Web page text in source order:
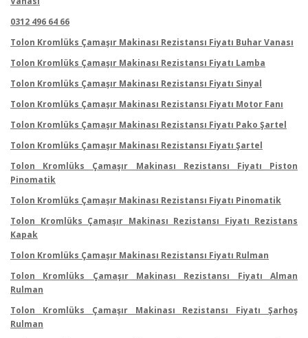
0312 496 64 66
Tolon Kromlüks Çamaşır Makinası Rezistansı Fiyatı Buhar Vanası
Tolon Kromlüks Çamaşır Makinası Rezistansı Fiyatı Lamba
Tolon Kromlüks Çamaşır Makinası Rezistansı Fiyatı Sinyal
Tolon Kromlüks Çamaşır Makinası Rezistansı Fiyatı Motor Fanı
Tolon Kromlüks Çamaşır Makinası Rezistansı Fiyatı Pako Şartel
Tolon Kromlüks Çamaşır Makinası Rezistansı Fiyatı Şartel
Tolon Kromlüks Çamaşır Makinası Rezistansı Fiyatı Piston
Pinomatik
Tolon Kromlüks Çamaşır Makinası Rezistansı Fiyatı Pinomatik
Tolon Kromlüks Çamaşır Makinası Rezistansı Fiyatı Rezistans
Kapak
Tolon Kromlüks Çamaşır Makinası Rezistansı Fiyatı Rulman
Tolon Kromlüks Çamaşır Makinası Rezistansı Fiyatı Alman
Rulman
Tolon Kromlüks Çamaşır Makinası Rezistansı Fiyatı Şarhoş
Rulman